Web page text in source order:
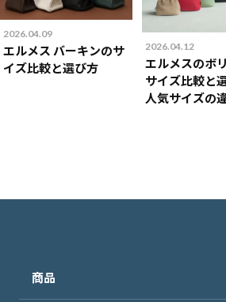
2026.04.09
エルメス バーキンのサ
イズ比較と選び方
2026.04.12
エルメスのボ
サイズ比較と
人気サイズの
商品